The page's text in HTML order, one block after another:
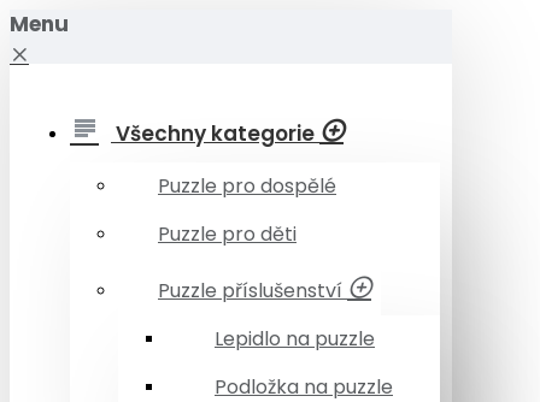
Menu
Všechny kategorie
Puzzle pro dospělé
Puzzle pro děti
Puzzle příslušenství
Lepidlo na puzzle
Podložka na puzzle